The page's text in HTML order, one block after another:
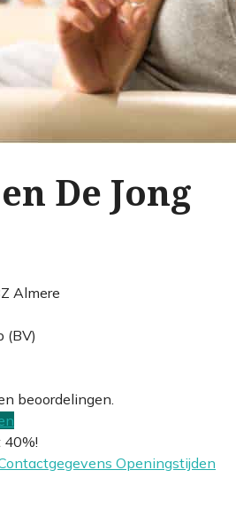
De Jong
Almere
(BV)
beoordelingen.
40%!
Openingstijden